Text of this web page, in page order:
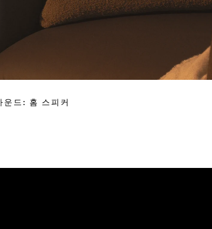
운드: 홈 스피커